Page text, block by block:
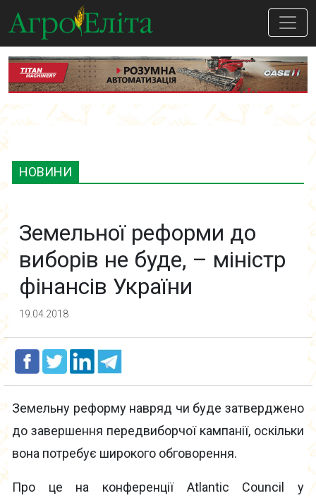
НОВИНИ
Земельної реформи до
виборів не буде, – міністр
фінансів України
19.04.2018
Земельну реформу навряд чи буде затверджено
до завершення передвиборчої кампанії, оскільки
вона потребує широкого обговорення.
Про це на конференції Atlantic Council у